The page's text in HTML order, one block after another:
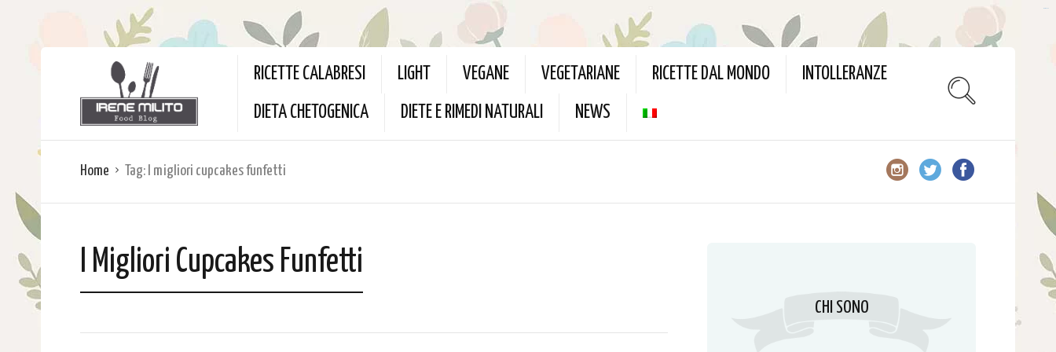
RICETTE CALABRESI LIGHT VEGANE VEGETARIANE RICETTE DAL MONDO INTOLLERANZE
DIETA CHETOGENICA DIETE E RIMEDI NATURALI NEWS
Home Tag: I migliori cupcakes funfetti
I Migliori Cupcakes Funfetti
CHI SONO